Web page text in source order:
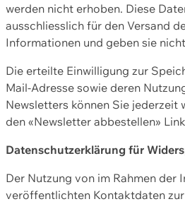
werden nicht erhoben. Diese
ausschliesslich für den Versand
Informationen und geben sie
Die erteilte Einwilligung zur
Mail-Adresse sowie deren
Newsletters können Sie jederzeit
den «Newsletter abbestellen»
Datenschutzerklärung für
Der Nutzung von im Rahmen der
veröffentlichten Kontaktdaten